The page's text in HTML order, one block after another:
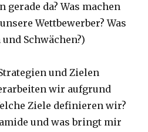
da? Was machen
Wettbewerber? Was
Schwächen?)
und Zielen
wir aufgrund
Ziele definieren wir?
und was bringt mir